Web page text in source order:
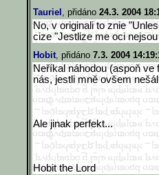
Tauriel , přidáno 24.3. 2004
No, v originali to znie
cize "Jestlize me oci
Hobit, přidáno 7.3. 2004
Neříkal náhodou (aspoň ve
nás, jestli mně ovšem
Ale jinak perfekt...
Hobit the Lord